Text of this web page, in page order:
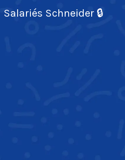
Salariés Schneider 🔒